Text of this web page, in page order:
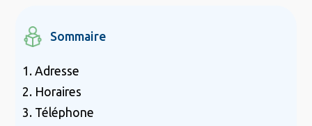
Sommaire
1. Adresse
2. Horaires
3. Téléphone